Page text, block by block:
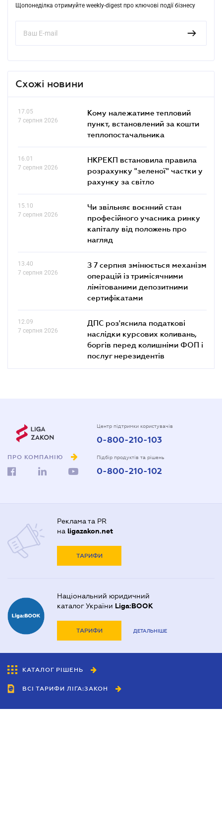
Щопонеділка отримуйте weekly-digest про ключові події бізнесу
Схожі новини
17.05
7 серпня 2026
Кому належатиме тепловий
пункт, встановлений за кошти
теплопостачальника
16.01
7 серпня 2026
НКРЕКП встановила правила
розрахунку "зеленої" частки у
рахунку за світло
15.10
7 серпня 2026
Чи звільняє воєнний стан
професійного учасника ринку
капіталу від положень про
нагляд
13.40
7 серпня 2026
З 7 серпня змінюється механізм
операцій із тримісячними
лімітованими депозитними
сертифікатами
12.09
7 серпня 2026
ДПС роз'яснила податкові
наслідки курсових коливань,
боргів перед колишніми ФОП і
послуг нерезидентів
ПРО КОМПАНІЮ
Центр підтримки користувачів
0-800-210-103
Підбір продуктів та рішень
0-800-210-102
Реклама та PR
на ligazakon.net
ТАРИФИ
Національний юридичний
каталог України Liga:BOOK
ТАРИФИ ДЕТАЛЬНІШЕ
КАТАЛОГ РІШЕНЬ
ВСІ ТАРИФИ ЛІГА:ЗАКОН